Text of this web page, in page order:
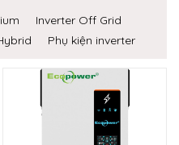
Inverter Off Grid
Phụ kiện inverter